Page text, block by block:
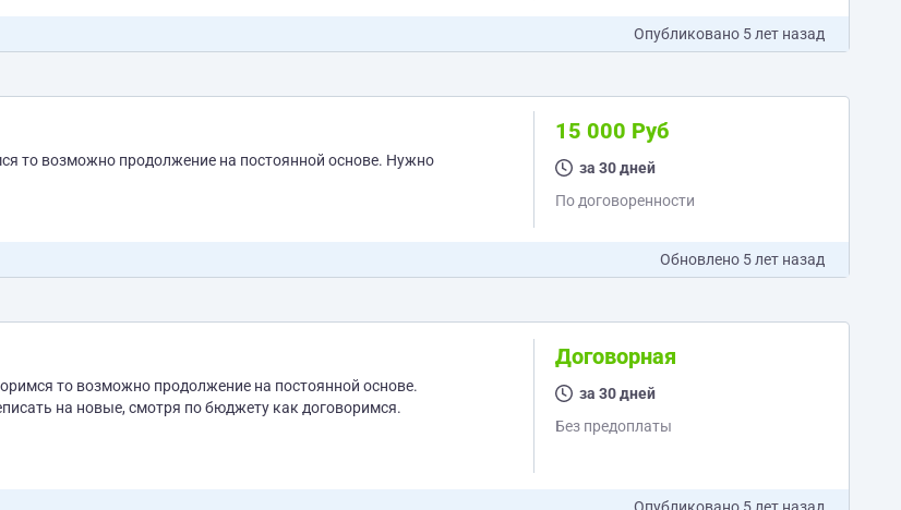
Опубликовано 5 лет назад
то возможно продолжение на постоянной основе. Нужно
15 000 Руб
за 30 дней
По договоренности
Обновлено 5 лет назад
то возможно продолжение на постоянной основе.
на новые, смотря по бюджету как договоримся.
Договорная
за 30 дней
Без предоплаты